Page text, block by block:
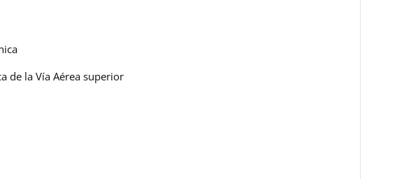
de la Vía Aérea superior